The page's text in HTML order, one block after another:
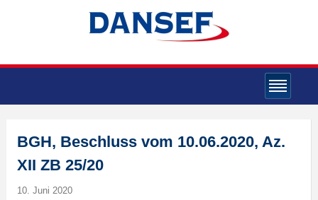
BGH, Beschluss vom 10.06.2020, Az.
XII ZB 25/20
10. Juni 2020